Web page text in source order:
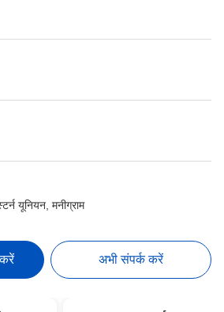
यूनियन, मनीग्राम
करें अभी संपर्क करें